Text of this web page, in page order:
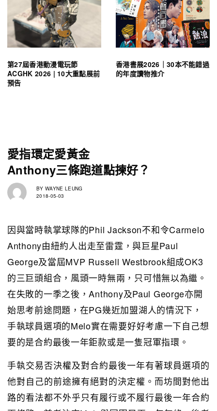
第27屆香港動漫電玩節
ACGHK 2026 | 10大重點展前
預告
香港書展2026｜30本不能錯過
的年度讀物推介
愛指環定愛黃金
Anthony三條跑道點揀好？
BY WAYNE LEUNG
2018-05-03
因與當時執掌球隊的Phil Jackson不和令Carmelo
Anthony由紐約人出走至雷霆，與巨星Paul
George及當屆MVP Russell Westbrook組成OK3
的三巨頭組合，風頭一時無兩，只可惜無以為繼。
在失敗的一季之後，Anthony及Paul George亦開
始思考前途問題，在PG幾近加盟湖人的情況下，
手執球員選項的Melo實在需要好好考慮一下自己想
要的是合約最後一年鉅款或是一隻冠軍指環。
手執交易否決權及對合約最後一年有著球員選項的
他對自己的前途擁有絕對的決定權。而坊間對他出
路的看法都不外乎只有履行或不履行最後一年合約